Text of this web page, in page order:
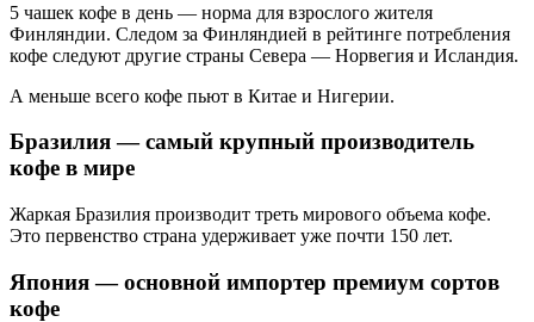
5 чашек кофе в день — норма для взрослого жителя
Финляндии. Следом за Финляндией в рейтинге потребления
кофе следуют другие страны Севера — Норвегия и Исландия.
А меньше всего кофе пьют в Китае и Нигерии.
Бразилия — самый крупный производитель
кофе в мире
Жаркая Бразилия производит треть мирового объема кофе.
Это первенство страна удерживает уже почти 150 лет.
Япония — основной импортер премиум сортов
кофе